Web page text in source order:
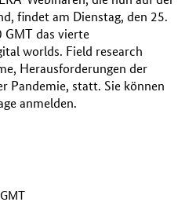
findet am Dienstag, den 25.
GMT das vierte
worlds. Field research
, Herausforderungen der
Pandemie, statt. Sie können
anmelden.